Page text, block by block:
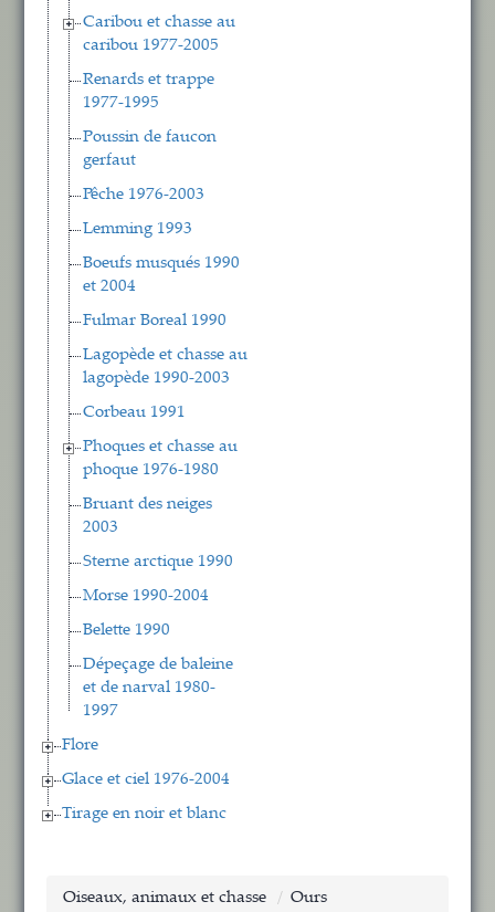
Caribou et chasse au
caribou 1977-2005
Renards et trappe
1977-1995
Poussin de faucon
gerfaut
Pêche 1976-2003
Lemming 1993
Boeufs musqués 1990
et 2004
Fulmar Boreal 1990
Lagopède et chasse au
lagopède 1990-2003
Corbeau 1991
Phoques et chasse au
phoque 1976-1980
Bruant des neiges
2003
Sterne arctique 1990
Morse 1990-2004
Belette 1990
Dépeçage de baleine
et de narval 1980-
1997
Flore
Glace et ciel 1976-2004
Tirage en noir et blanc
Oiseaux, animaux et chasse
Ours